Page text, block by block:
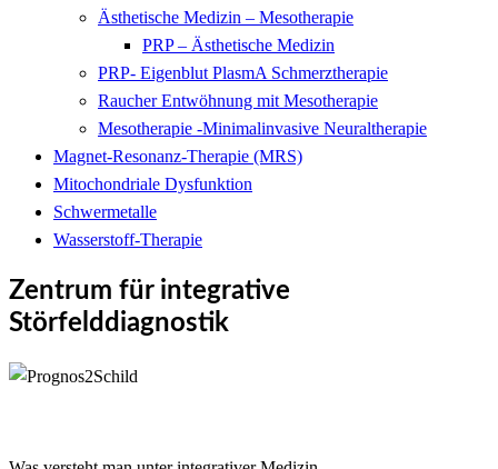
Ästhetische Medizin – Mesotherapie
PRP – Ästhetische Medizin
PRP- Eigenblut PlasmA Schmerztherapie
Raucher Entwöhnung mit Mesotherapie
Mesotherapie -Minimalinvasive Neuraltherapie
Magnet-Resonanz-Therapie (MRS)
Mitochondriale Dysfunktion
Schwermetalle
Wasserstoff-Therapie
Zentrum für integrative
Störfelddiagnostik